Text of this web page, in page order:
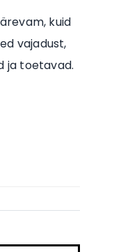
kuid
vajadust,
ja toetavad.